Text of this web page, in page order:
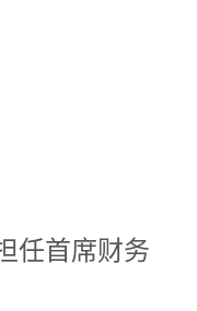
任首席财务